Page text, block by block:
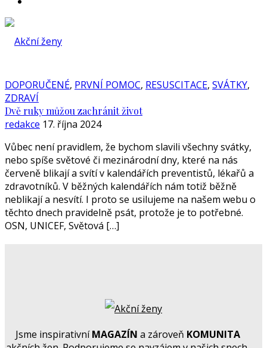
DOPORUČENÉ, PRVNÍ POMOC, RESUSCITACE, SVÁTKY,
ZDRAVÍ
Dvě ruky můžou zachránit život
redakce 17. října 2024
Vůbec není pravidlem, že bychom slavili všechny svátky,
nebo spíše světové či mezinárodní dny, které na nás
červeně blikají a svítí v kalendářích preventistů, lékařů a
zdravotníků. V běžných kalendářích nám totiž běžně
neblikají a nesvítí. I proto se usilujeme na našem webu o
těchto dnech pravidelně psát, protože je to potřebné.
OSN, UNICEF, Světová […]
Jsme inspirativníMAGAZÍN a zároveň KOMUNITA